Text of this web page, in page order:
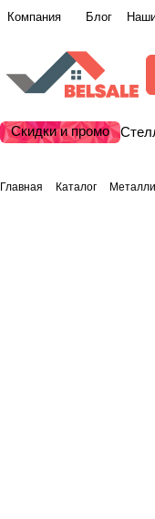
Компания Блог
Скидки и промо
Главная Каталог